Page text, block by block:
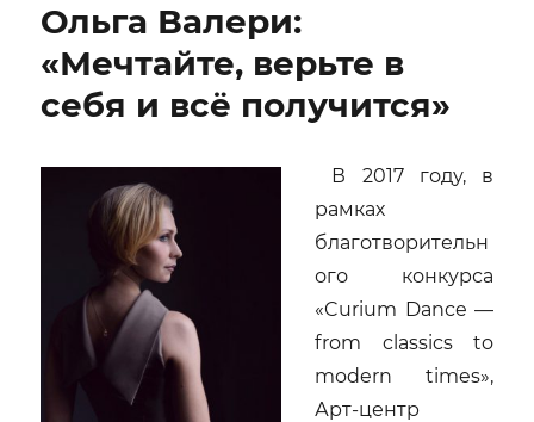
о
Маэстро…
Ольга Валери:
«Мечтайте, верьте в
себя и всё получится»
В 2017 году, в
рамках
благотворительн
ого конкурса
«Curium Dance —
from classics to
modern times»,
Арт-центр